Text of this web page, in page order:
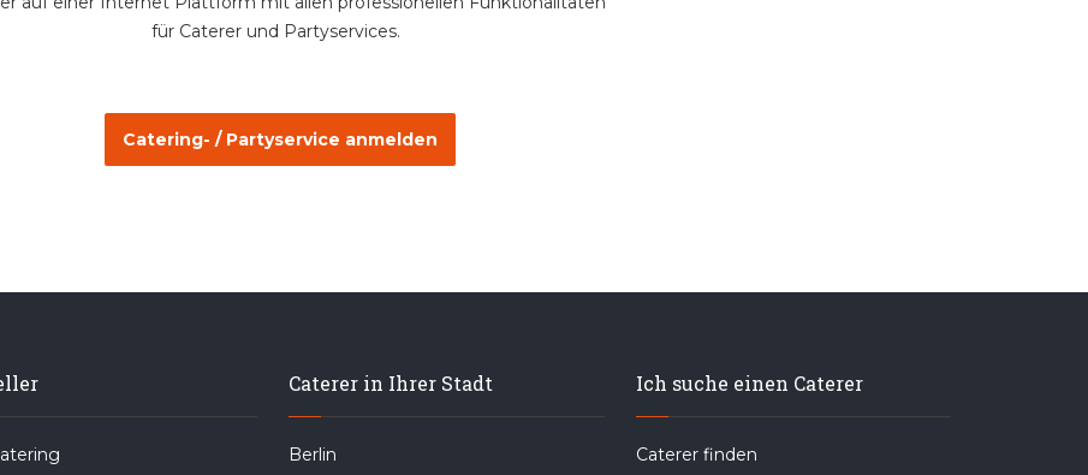
für Caterer und Partyservices.
Catering- / Partyservice anmelden
Caterer in Ihrer Stadt
Berlin
Ich suche einen Caterer
Caterer finden